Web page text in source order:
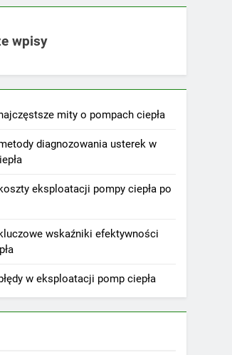
wpisy
mity o pompach ciepła
diagnozowania usterek w
eksploatacji pompy ciepła po
wskaźniki efektywności
w eksploatacji pomp ciepła